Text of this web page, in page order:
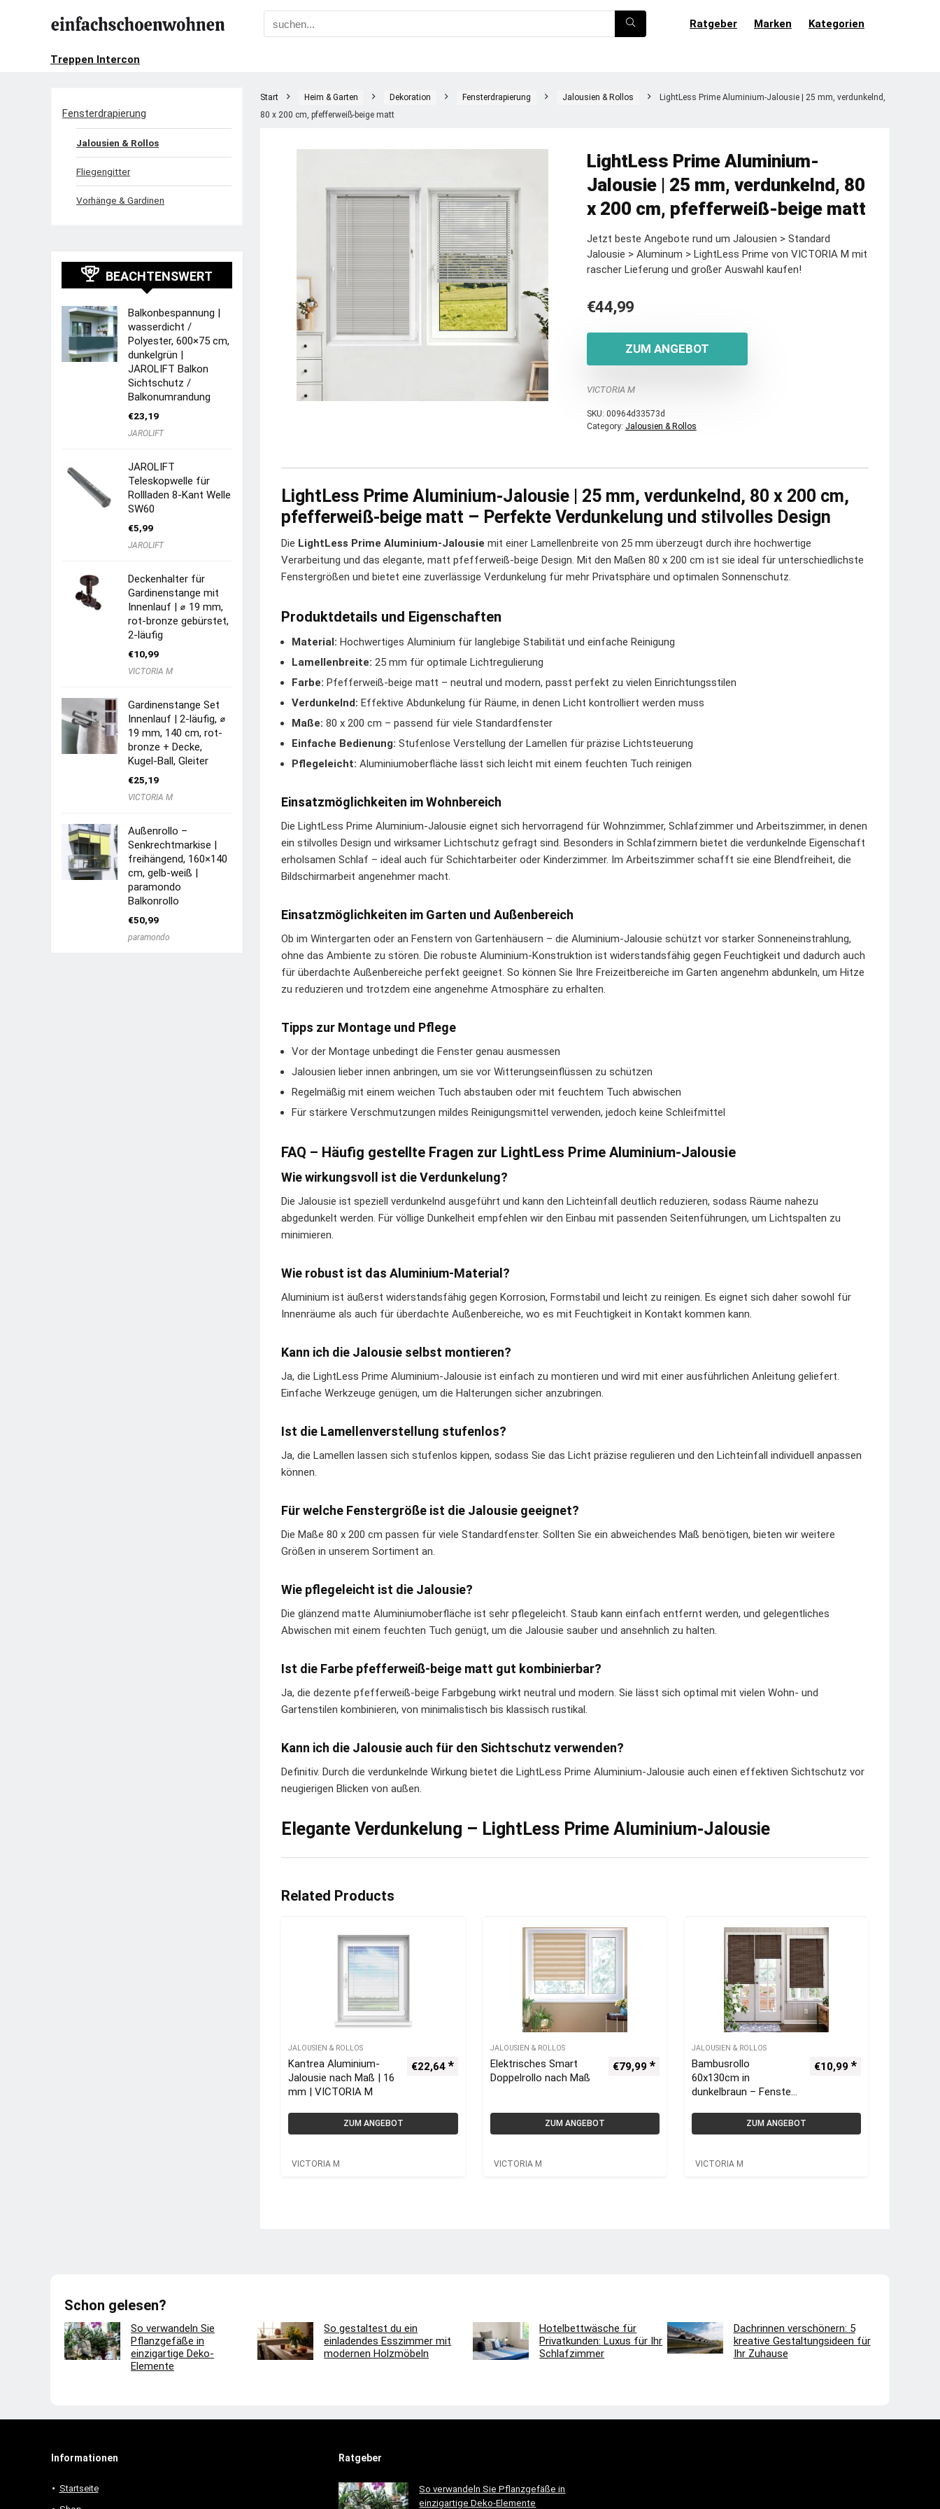
Ratgeber Marken Kategorien
Treppen Intercon
Start Heim & Garten Dekoration Fensterdrapierung Jalousien & Rollos
LightLess Prime Aluminium-Jalousie | 25 mm, verdunkelnd,
80 x 200 cm, pfefferweiß-beige matt
LightLess Prime Aluminium-
Jalousie | 25 mm, verdunkelnd, 80
x 200 cm, pfefferweiß-beige matt
Jetzt beste Angebote rund um Jalousien > Standard
Jalousie > Aluminum > LightLess Prime von VICTORIA M mit
rascher Lieferung und großer Auswahl kaufen!
€44,99
ZUM ANGEBOT
VICTORIA M
SKU: 00964d33573d
Category: Jalousien & Rollos
LightLess Prime Aluminium-Jalousie | 25 mm, verdunkelnd, 80 x 200 cm,
pfefferweiß-beige matt – Perfekte Verdunkelung und stilvolles Design
Die LightLess Prime Aluminium-Jalousie mit einer Lamellenbreite von 25 mm überzeugt durch ihre hochwertige
Verarbeitung und das elegante, matt pfefferweiß-beige Design. Mit den Maßen 80 x 200 cm ist sie ideal für unterschiedlichste
Fenstergrößen und bietet eine zuverlässige Verdunkelung für mehr Privatsphäre und optimalen Sonnenschutz.
Produktdetails und Eigenschaften
Material: Hochwertiges Aluminium für langlebige Stabilität und einfache Reinigung
Lamellenbreite: 25 mm für optimale Lichtregulierung
Farbe: Pfefferweiß-beige matt – neutral und modern, passt perfekt zu vielen Einrichtungsstilen
Verdunkelnd: Effektive Abdunkelung für Räume, in denen Licht kontrolliert werden muss
Maße: 80 x 200 cm – passend für viele Standardfenster
Einfache Bedienung: Stufenlose Verstellung der Lamellen für präzise Lichtsteuerung
Pflegeleicht: Aluminiumoberfläche lässt sich leicht mit einem feuchten Tuch reinigen
Einsatzmöglichkeiten im Wohnbereich
Die LightLess Prime Aluminium-Jalousie eignet sich hervorragend für Wohnzimmer, Schlafzimmer und Arbeitszimmer, in denen
ein stilvolles Design und wirksamer Lichtschutz gefragt sind. Besonders in Schlafzimmern bietet die verdunkelnde Eigenschaft
erholsamen Schlaf – ideal auch für Schichtarbeiter oder Kinderzimmer. Im Arbeitszimmer schafft sie eine Blendfreiheit, die
Bildschirmarbeit angenehmer macht.
Einsatzmöglichkeiten im Garten und Außenbereich
Ob im Wintergarten oder an Fenstern von Gartenhäusern – die Aluminium-Jalousie schützt vor starker Sonneneinstrahlung,
ohne das Ambiente zu stören. Die robuste Aluminium-Konstruktion ist widerstandsfähig gegen Feuchtigkeit und dadurch auch
für überdachte Außenbereiche perfekt geeignet. So können Sie Ihre Freizeitbereiche im Garten angenehm abdunkeln, um Hitze
zu reduzieren und trotzdem eine angenehme Atmosphäre zu erhalten.
Tipps zur Montage und Pflege
Vor der Montage unbedingt die Fenster genau ausmessen
Jalousien lieber innen anbringen, um sie vor Witterungseinflüssen zu schützen
Regelmäßig mit einem weichen Tuch abstauben oder mit feuchtem Tuch abwischen
Für stärkere Verschmutzungen mildes Reinigungsmittel verwenden, jedoch keine Schleifmittel
FAQ – Häufig gestellte Fragen zur LightLess Prime Aluminium-Jalousie
Wie wirkungsvoll ist die Verdunkelung?
Die Jalousie ist speziell verdunkelnd ausgeführt und kann den Lichteinfall deutlich reduzieren, sodass Räume nahezu
abgedunkelt werden. Für völlige Dunkelheit empfehlen wir den Einbau mit passenden Seitenführungen, um Lichtspalten zu
minimieren.
Wie robust ist das Aluminium-Material?
Aluminium ist äußerst widerstandsfähig gegen Korrosion, Formstabil und leicht zu reinigen. Es eignet sich daher sowohl für
Innenräume als auch für überdachte Außenbereiche, wo es mit Feuchtigkeit in Kontakt kommen kann.
Kann ich die Jalousie selbst montieren?
Ja, die LightLess Prime Aluminium-Jalousie ist einfach zu montieren und wird mit einer ausführlichen Anleitung geliefert.
Einfache Werkzeuge genügen, um die Halterungen sicher anzubringen.
Ist die Lamellenverstellung stufenlos?
Ja, die Lamellen lassen sich stufenlos kippen, sodass Sie das Licht präzise regulieren und den Lichteinfall individuell anpassen
können.
Für welche Fenstergröße ist die Jalousie geeignet?
Die Maße 80 x 200 cm passen für viele Standardfenster. Sollten Sie ein abweichendes Maß benötigen, bieten wir weitere
Größen in unserem Sortiment an.
Wie pflegeleicht ist die Jalousie?
Die glänzend matte Aluminiumoberfläche ist sehr pflegeleicht. Staub kann einfach entfernt werden, und gelegentliches
Abwischen mit einem feuchten Tuch genügt, um die Jalousie sauber und ansehnlich zu halten.
Ist die Farbe pfefferweiß-beige matt gut kombinierbar?
Ja, die dezente pfefferweiß-beige Farbgebung wirkt neutral und modern. Sie lässt sich optimal mit vielen Wohn- und
Gartenstilen kombinieren, von minimalistisch bis klassisch rustikal.
Kann ich die Jalousie auch für den Sichtschutz verwenden?
Definitiv. Durch die verdunkelnde Wirkung bietet die LightLess Prime Aluminium-Jalousie auch einen effektiven Sichtschutz vor
neugierigen Blicken von außen.
Elegante Verdunkelung – LightLess Prime Aluminium-Jalousie
Related Products
JALOUSIEN & ROLLOS
Kantrea Aluminium-
Jalousie nach Maß | 16
mm | VICTORIA M
€22,64
ZUM ANGEBOT
VICTORIA M
JALOUSIEN & ROLLOS
Elektrisches Smart
Doppelrollo nach Maß
€79,99
ZUM ANGEBOT
VICTORIA M
JALOUSIEN & ROLLOS
Bambusrollo
60x130cm in
dunkelbraun – Fenster
Rollos | VICTORIA M
€10,99
ZUM ANGEBOT
VICTORIA M
Fensterdrapierung
Jalousien & Rollos
Fliegengitter
Vorhänge & Gardinen
BEACHTENSWERT
Balkonbespannung |
wasserdicht /
Polyester, 600×75 cm,
dunkelgrün |
JAROLIFT Balkon
Sichtschutz /
Balkonumrandung
€23,19
JAROLIFT
JAROLIFT
Teleskopwelle für
Rollladen 8-Kant Welle
SW60
€5,99
JAROLIFT
Deckenhalter für
Gardinenstange mit
Innenlauf | ⌀ 19 mm,
rot-bronze gebürstet,
2-läufig
€10,99
VICTORIA M
Gardinenstange Set
Innenlauf | 2-läufig, ⌀
19 mm, 140 cm, rot-
bronze + Decke,
Kugel-Ball, Gleiter
€25,19
VICTORIA M
Außenrollo –
Senkrechtmarkise |
freihängend, 160×140
cm, gelb-weiß |
paramondo
Balkonrollo
€50,99
paramondo
Schon gelesen?
So verwandeln Sie
Pflanzgefäße in
einzigartige Deko-
Elemente
So gestaltest du ein
einladendes Esszimmer mit
modernen Holzmöbeln
Hotelbettwäsche für
Privatkunden: Luxus für Ihr
Schlafzimmer
Dachrinnen verschönern: 5
kreative Gestaltungsideen für
Ihr Zuhause
Informationen
Startseite
Ratgeber
So verwandeln Sie Pflanzgefäße in
einzigartige Deko-Elemente